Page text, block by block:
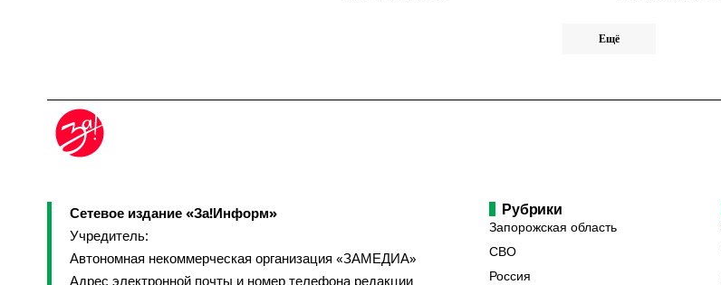
Ещё
Сетевое издание «За!Информ»
Учредитель:
Автономная некоммерческая организация «ЗАМЕДИА»
Адрес электронной почты и номер телефона редакции
Рубрики
Запорожская область
СВО
Россия